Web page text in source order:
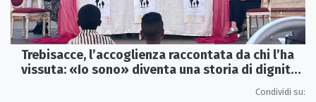
Trebisacce, l’accoglienza raccontata da chi l’ha
vissuta: «Io sono» diventa una storia di dignità
Condividi su: